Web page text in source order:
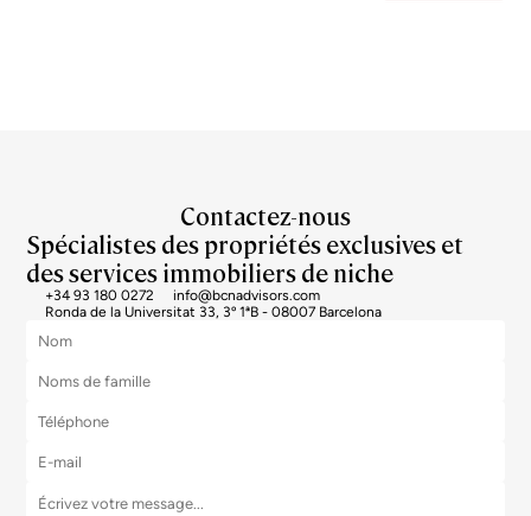
Contactez-nous
Spécialistes des propriétés exclusives et
des services immobiliers de niche
+34 93 180 0272
info@bcnadvisors.com
Ronda de la Universitat 33, 3º 1ªB - 08007 Barcelona